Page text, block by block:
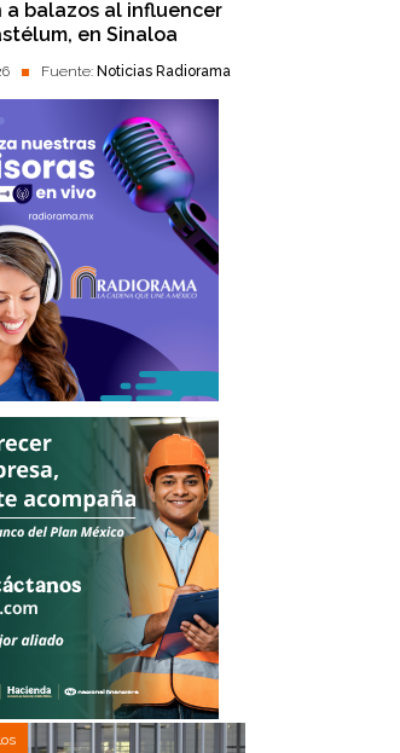
a balazos al influencer
en Sinaloa
Fuente: Noticias Radiorama